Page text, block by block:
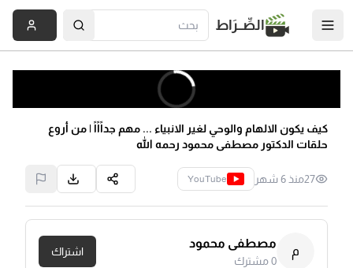
الصِّــرَاط
كيف يكون الالهام والوحي لغير الانبياء ... مهم جداًاًاً | من أروع
حلقات الدكتور مصطفى محمود رحمه الله
27منذ 6 شهر YouTube
م
مصطفى محمود
0مشترك
اشتراك